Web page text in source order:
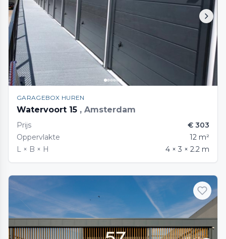
GARAGEBOX HUREN
Watervoort 15 , Amsterdam
Prijs
€ 303
Oppervlakte
12 m²
L × B × H
4 × 3 × 2.2 m